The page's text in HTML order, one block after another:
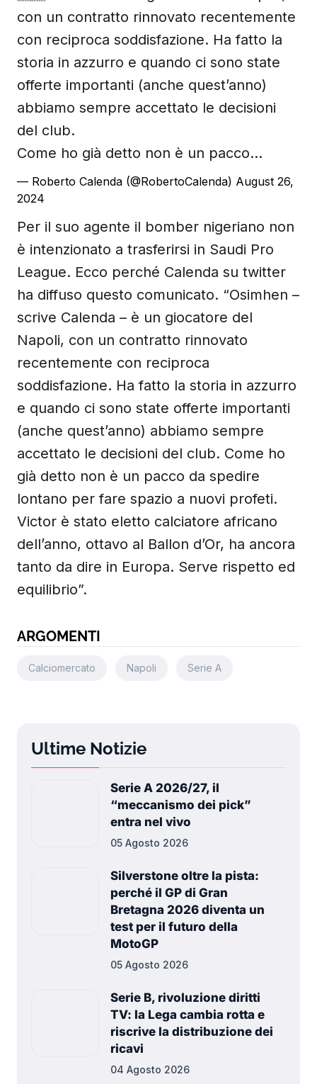
con un contratto rinnovato recentemente
con reciproca soddisfazione. Ha fatto la
storia in azzurro e quando ci sono state
offerte importanti (anche quest’anno)
abbiamo sempre accettato le decisioni
del club.
Come ho già detto non è un pacco…
— Roberto Calenda (@RobertoCalenda) August 26,
2024
Per il suo agente il bomber nigeriano non
è intenzionato a trasferirsi in Saudi Pro
League. Ecco perché Calenda su twitter
ha diffuso questo comunicato. “Osimhen –
scrive Calenda – è un giocatore del
Napoli, con un contratto rinnovato
recentemente con reciproca
soddisfazione. Ha fatto la storia in azzurro
e quando ci sono state offerte importanti
(anche quest’anno) abbiamo sempre
accettato le decisioni del club. Come ho
già detto non è un pacco da spedire
lontano per fare spazio a nuovi profeti.
Victor è stato eletto calciatore africano
dell’anno, ottavo al Ballon d’Or, ha ancora
tanto da dire in Europa. Serve rispetto ed
equilibrio”.
ARGOMENTI
Calciomercato Napoli Serie A
Ultime Notizie
Serie A 2026/27, il
“meccanismo dei pick”
entra nel vivo
05 Agosto 2026
Silverstone oltre la pista:
perché il GP di Gran
Bretagna 2026 diventa un
test per il futuro della
MotoGP
05 Agosto 2026
Serie B, rivoluzione diritti
TV: la Lega cambia rotta e
riscrive la distribuzione dei
ricavi
04 Agosto 2026